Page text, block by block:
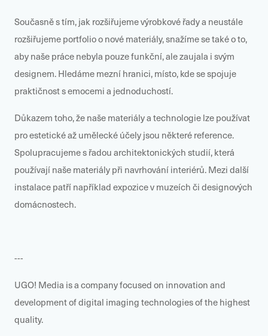
Současně s tím, jak rozšiřujeme výrobkové řady a neustále
rozšiřujeme portfolio o nové materiály, snažíme se také o to,
aby naše práce nebyla pouze funkční, ale zaujala i svým
designem. Hledáme mezní hranici, místo, kde se spojuje
praktičnost s emocemi a jednoduchostí.
Důkazem toho, že naše materiály a technologie lze používat
pro estetické až umělecké účely jsou některé reference.
Spolupracujeme s řadou architektonických studií, která
používají naše materiály při navrhování interiérů. Mezi další
instalace patří například expozice v muzeích či designových
domácnostech.
---
UGO! Media is a company focused on innovation and
development of digital imaging technologies of the highest
quality.